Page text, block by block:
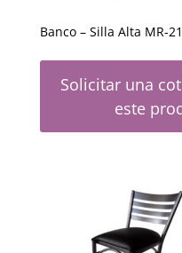
Banco – Silla Alta MR-
Solicitar una
este